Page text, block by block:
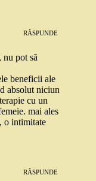
RĂSPUNDE
nu pot să
beneficii ale
absolut niciun
cu un
mai ales
o intimitate
RĂSPUNDE